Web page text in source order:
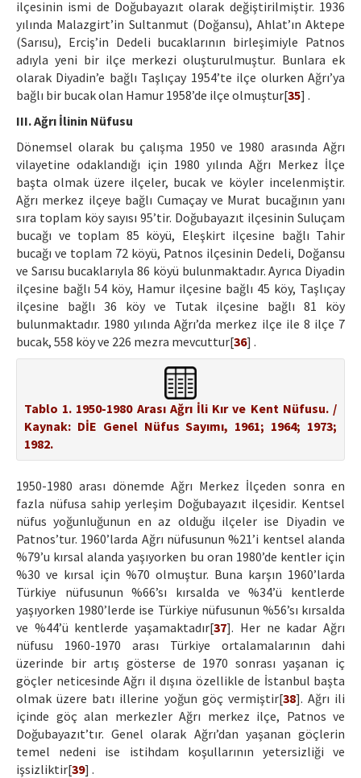
ilçesinin ismi de Doğubayazıt olarak değiştirilmiştir. 1936
yılında Malazgirt’in Sultanmut (Doğansu), Ahlat’ın Aktepe
(Sarısu), Erciş’in Dedeli bucaklarının birleşimiyle Patnos
adıyla yeni bir ilçe merkezi oluşturulmuştur. Bunlara ek
olarak Diyadin’e bağlı Taşlıçay 1954’te ilçe olurken Ağrı’ya
bağlı bir bucak olan Hamur 1958’de ilçe olmuştur[35] .
III. Ağrı İlinin Nüfusu
Dönemsel olarak bu çalışma 1950 ve 1980 arasında Ağrı
vilayetine odaklandığı için 1980 yılında Ağrı Merkez İlçe
başta olmak üzere ilçeler, bucak ve köyler incelenmiştir.
Ağrı merkez ilçeye bağlı Cumaçay ve Murat bucağının yanı
sıra toplam köy sayısı 95’tir. Doğubayazıt ilçesinin Suluçam
bucağı ve toplam 85 köyü, Eleşkirt ilçesine bağlı Tahir
bucağı ve toplam 72 köyü, Patnos ilçesinin Dedeli, Doğansu
ve Sarısu bucaklarıyla 86 köyü bulunmaktadır. Ayrıca Diyadin
ilçesine bağlı 54 köy, Hamur ilçesine bağlı 45 köy, Taşlıçay
ilçesine bağlı 36 köy ve Tutak ilçesine bağlı 81 köy
bulunmaktadır. 1980 yılında Ağrı’da merkez ilçe ile 8 ilçe 7
bucak, 558 köy ve 226 mezra mevcuttur[36] .
Tablo 1. 1950-1980 Arası Ağrı İli Kır ve Kent Nüfusu. /
Kaynak: DİE Genel Nüfus Sayımı, 1961; 1964; 1973;
1982.
1950-1980 arası dönemde Ağrı Merkez İlçeden sonra en
fazla nüfusa sahip yerleşim Doğubayazıt ilçesidir. Kentsel
nüfus yoğunluğunun en az olduğu ilçeler ise Diyadin ve
Patnos’tur. 1960’larda Ağrı nüfusunun %21’i kentsel alanda
%79’u kırsal alanda yaşıyorken bu oran 1980’de kentler için
%30 ve kırsal için %70 olmuştur. Buna karşın 1960’larda
Türkiye nüfusunun %66’sı kırsalda ve %34’ü kentlerde
yaşıyorken 1980’lerde ise Türkiye nüfusunun %56’sı kırsalda
ve %44’ü kentlerde yaşamaktadır[37]. Her ne kadar Ağrı
nüfusu 1960-1970 arası Türkiye ortalamalarının dahi
üzerinde bir artış gösterse de 1970 sonrası yaşanan iç
göçler neticesinde Ağrı il dışına özellikle de İstanbul başta
olmak üzere batı illerine yoğun göç vermiştir[38]. Ağrı ili
içinde göç alan merkezler Ağrı merkez ilçe, Patnos ve
Doğubayazıt’tır. Genel olarak Ağrı’dan yaşanan göçlerin
temel nedeni ise istihdam koşullarının yetersizliği ve
işsizliktir[39] .